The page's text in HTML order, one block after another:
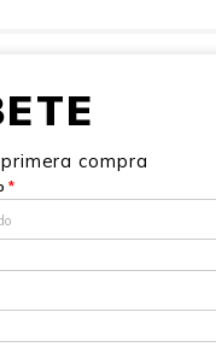
compra
*